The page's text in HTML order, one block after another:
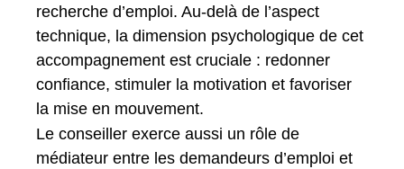
recherche d’emploi. Au-delà de l’aspect
technique, la dimension psychologique de cet
accompagnement est cruciale : redonner
confiance, stimuler la motivation et favoriser
la mise en mouvement.
Le conseiller exerce aussi un rôle de
médiateur entre les demandeurs d’emploi et